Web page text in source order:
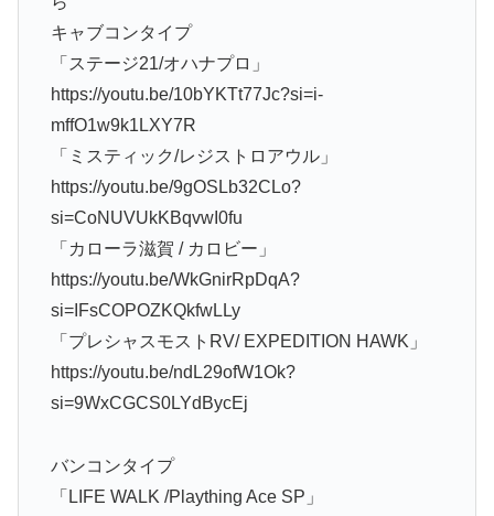
キャブコンタイプ
「ステージ21/オハナプロ」
https://youtu.be/10bYKTt77Jc?si=i-
mffO1w9k1LXY7R
「ミスティック/レジストロアウル」
https://youtu.be/9gOSLb32CLo?
si=CoNUVUkKBqvwI0fu
「カローラ滋賀 / カロビー」
https://youtu.be/WkGnirRpDqA?
si=IFsCOPOZKQkfwLLy
「プレシャスモストRV/ EXPEDITION HAWK」
https://youtu.be/ndL29ofW1Ok?
si=9WxCGCS0LYdBycEj
バンコンタイプ
「LIFE WALK /Plaything Ace SP」